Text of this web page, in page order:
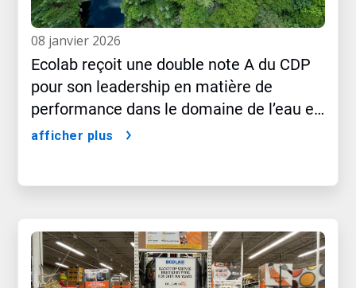
08 janvier 2026
Ecolab reçoit une double note A du CDP
pour son leadership en matière de
performance dans le domaine de l’eau et
du climat
afficher plus